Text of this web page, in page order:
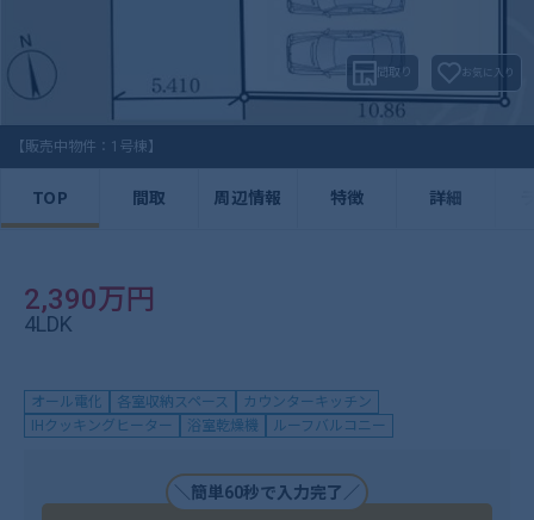
【販売中物件：1号棟】
間取り お気に入り
TOP 間取 周辺情報 特徴 詳細
2,390万円
4LDK
オール電化 各室収納スペース
カウンターキッチン
IHクッキングヒーター
浴室乾燥機 ルーフバルコニー
＼簡単60秒で入力完了／